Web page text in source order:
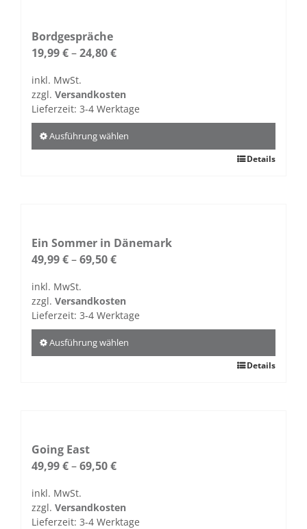
auf.
Die
können
auf
Produktseite
gewählt
Bordgespräche
19,99€–24,80€
inkl. MwSt.
zzgl. Versandkosten
Lieferzeit: 3-4 Werktage
Ausführung wählen
auf.
Die
können
auf
Produktseite
gewählt
Details
Ein Sommer in Dänemark
49,99€–69,50€
inkl. MwSt.
zzgl. Versandkosten
Lieferzeit: 3-4 Werktage
Ausführung wählen
auf.
Die
können
auf
Details
Going East
49,99€–69,50€
inkl. MwSt.
zzgl. Versandkosten
Lieferzeit: 3-4 Werktage